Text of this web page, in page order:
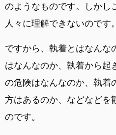
のようなものです。しかし
人々に理解できないのです。
ですから、執着とはなんな
はなんなのか、執着から起
の危険はなんなのか、執着
方はあるのか、などなどを
のです。